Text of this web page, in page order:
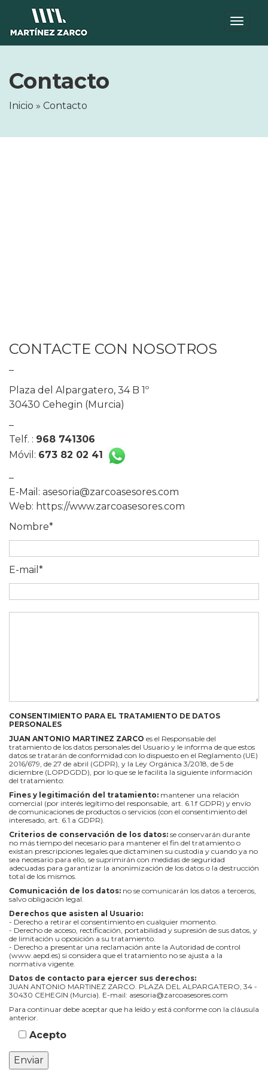
Contacto
Inicio » Contacto
CONTACTE CON NOSOTROS
–
Plaza del Alpargatero, 34 B 1º
30430 Cehegin (Murcia)
–
Telf. : 968 741306
Móvil: 673 82 02 41
–
E-Mail: asesoria@zarcoasesores.com
Web: https://www.zarcoasesores.com
Nombre*
E-mail*
CONSENTIMIENTO PARA EL TRATAMIENTO DE DATOS
PERSONALES
JUAN ANTONIO MARTINEZ ZARCO es el Responsable del
tratamiento de los datos personales del Usuario y le informa de que estos
datos se tratarán de conformidad con lo dispuesto en el Reglamento (UE)
2016/679, de 27 de abril (GDPR), y la Ley Orgánica 3/2018, de 5 de
diciembre (LOPDGDD), por lo que se le facilita la siguiente información
del tratamiento:
Fines y legitimación del tratamiento: mantener una relación
comercial (por interés legítimo del responsable, art. 6.1.f GDPR) y envío
de comunicaciones de productos o servicios (con el consentimiento del
interesado, art. 6.1.a GDPR).
Criterios de conservación de los datos: se conservarán durante
no más tiempo del necesario para mantener el fin del tratamiento o
existan prescripciones legales que dictaminen su custodia y cuando ya no
sea necesario para ello, se suprimirán con medidas de seguridad
adecuadas para garantizar la anonimización de los datos o la destrucción
total de los mismos.
Comunicación de los datos: no se comunicarán los datos a terceros,
salvo obligación legal.
Derechos que asisten al Usuario:
- Derecho a retirar el consentimiento en cualquier momento.
- Derecho de acceso, rectificación, portabilidad y supresión de sus datos, y
de limitación u oposición a su tratamiento.
- Derecho a presentar una reclamación ante la Autoridad de control
(www.aepd.es) si considera que el tratamiento no se ajusta a la
normativa vigente.
Datos de contacto para ejercer sus derechos:
JUAN ANTONIO MARTINEZ ZARCO. PLAZA DEL ALPARGATERO, 34 -
30430 CEHEGIN (Murcia). E-mail: asesoria@zarcoasesores.com
Para continuar debe aceptar que ha leído y está conforme con la cláusula
anterior.
Acepto